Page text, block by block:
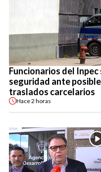
Funcionarios del
seguridad ante
traslados carcelarios
Hace2 horas